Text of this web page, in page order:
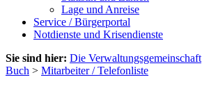
Lage und Anreise
Service / Bürgerportal
Notdienste und Krisendienste
Sie sind hier: Die Verwaltungsgemeinschaft
Buch > Mitarbeiter / Telefonliste